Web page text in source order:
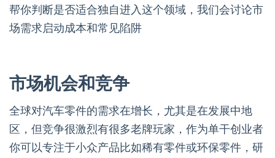
帮你判断是否适合独自进入这个领域，我们会讨论市
场需求启动成本和常见陷阱
市场机会和竞争
全球对汽车零件的需求在增长，尤其是在发展中地
区，但竞争很激烈有很多老牌玩家，作为单干创业者
你可以专注于小众产品比如稀有零件或环保零件，研